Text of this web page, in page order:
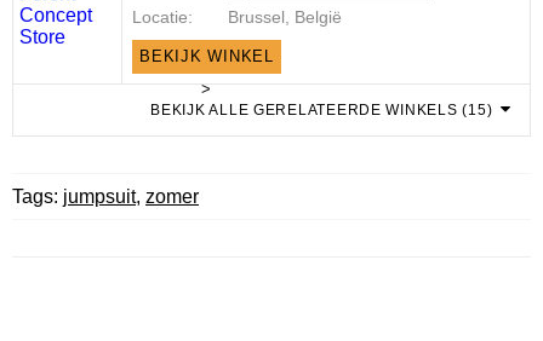
Locatie:
Brussel, België
BEKIJK WINKEL
>
BEKIJK ALLE GERELATEERDE WINKELS (15)
Tags: jumpsuit, zomer